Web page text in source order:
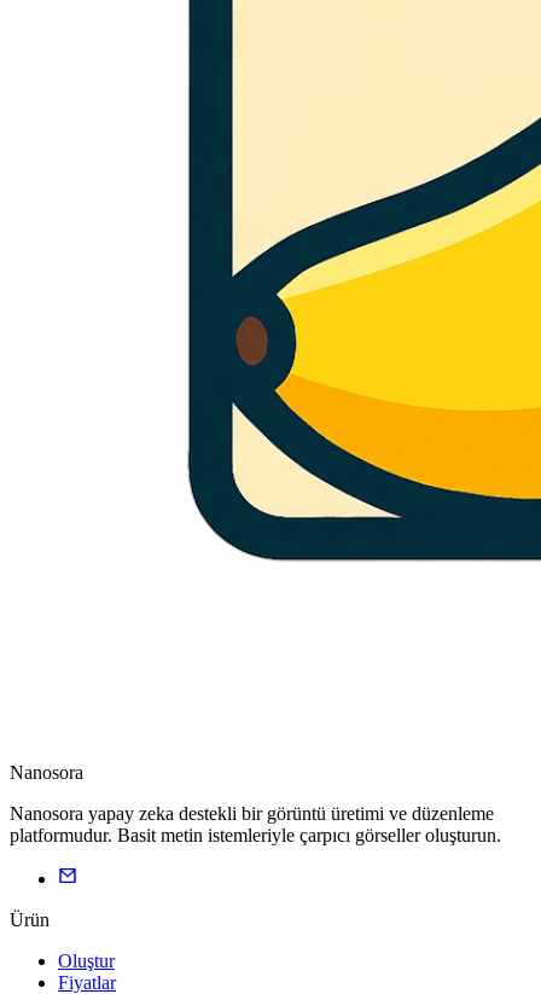
Nanosora
Nanosora yapay zeka destekli bir görüntü üretimi ve düzenleme
platformudur. Basit metin istemleriyle çarpıcı görseller oluşturun.
Ürün
Oluştur
Fiyatlar